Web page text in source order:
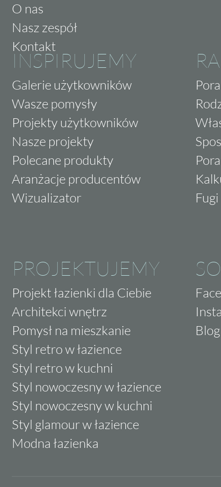
O nas
Nasz zespół
Kontakt
INSPIRUJEMY
Galerie użytkowników
Wasze pomysły
Projekty użytkowników
Nasze projekty
Polecane produkty
Aranżacje producentów
Wizualizator
PROJEKTUJEMY
Projekt łazienki dla Ciebie
Architekci wnętrz
Pomysł na mieszkanie
Styl retro w łazience
Styl retro w kuchni
Styl nowoczesny w łazience
Styl nowoczesny w kuchni
Styl glamour w łazience
Modna łazienka
Blog